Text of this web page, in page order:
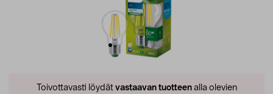
Toivottavasti löydät vastaavan tuotteenalla olevien